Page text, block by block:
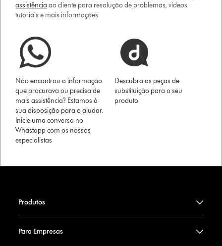
assistência ao cliente para resolução de problemas, vídeos
tutoriais e mais informações
Não encontrou a informação
que procurava ou precisa de
mais assistência? Estamos à
sua disposição para o ajudar.
Inicie uma conversa no
Whastapp com os nossos
especialistas
Descubra as peças de
substituição para o seu
produto
Produtos
Para Empresas